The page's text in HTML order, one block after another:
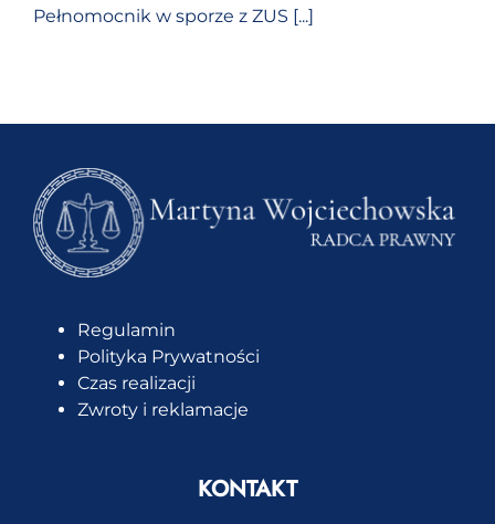
Pełnomocnik w sporze z ZUS [...]
Regulamin
Polityka Prywatności
Czas realizacji
Zwroty i reklamacje
KONTAKT